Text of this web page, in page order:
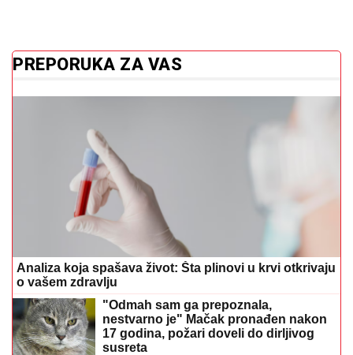
PREPORUKA ZA VAS
Analiza koja spašava život: Šta plinovi u krvi otkrivaju
o vašem zdravlju
"Odmah sam ga prepoznala,
nestvarno je" Mačak pronađen nakon
17 godina, požari doveli do dirljivog
susreta